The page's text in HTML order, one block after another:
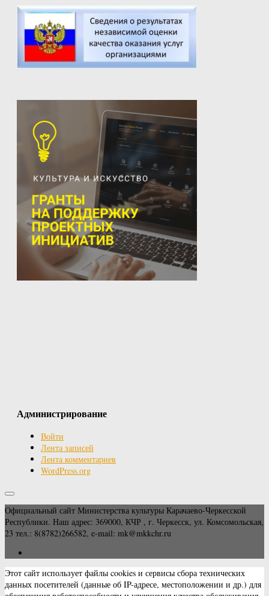
Администрирование
Войти
Лента записей
Лента комментариев
WordPress.org
Официальный сайт Министерства культуры Карачаево-Черкесской
Республики. Наш адрес: 369000, КЧР , г. Черкесск, ул. Комсомольская,
23 тел.: 8(8782)266582, e-mail: mk@mkkchr.ru
Этот сайт использует файлы cookies и сервисы сбора технических
данных посетителей (данные об IP-адресе, местоположении и др.) для